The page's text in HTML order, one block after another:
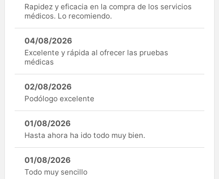
Rapidez y eficacia en la compra de los servicios
médicos. Lo recomiendo.
04/08/2026
Excelente y rápida al ofrecer las pruebas
médicas
02/08/2026
Podólogo excelente
01/08/2026
Hasta ahora ha ido todo muy bien.
01/08/2026
Todo muy sencillo